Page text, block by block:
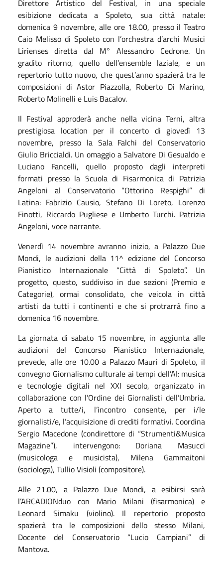
Direttore Artistico del Festival, in una speciale
esibizione dedicata a Spoleto, sua città natale:
domenica 9 novembre, alle ore 18.00, presso il Teatro
Caio Melisso di Spoleto con l’orchestra d’archi Musici
Lirienses diretta dal M° Alessandro Cedrone. Un
gradito ritorno, quello dell’ensemble laziale, e un
repertorio tutto nuovo, che quest’anno spazierà tra le
composizioni di Astor Piazzolla, Roberto Di Marino,
Roberto Molinelli e Luis Bacalov.
Il Festival approderà anche nella vicina Terni, altra
prestigiosa location per il concerto di giovedì 13
novembre, presso la Sala Falchi del Conservatorio
Giulio Briccialdi. Un omaggio a Salvatore Di Gesualdo e
Luciano Fancelli, quello proposto dagli interpreti
formati presso la Scuola di Fisarmonica di Patrizia
Angeloni al Conservatorio “Ottorino Respighi” di
Latina: Fabrizio Causio, Stefano Di Loreto, Lorenzo
Finotti, Riccardo Pugliese e Umberto Turchi. Patrizia
Angeloni, voce narrante.
Venerdì 14 novembre avranno inizio, a Palazzo Due
Mondi, le audizioni della 11^ edizione del Concorso
Pianistico Internazionale “Città di Spoleto”. Un
progetto, questo, suddiviso in due sezioni (Premio e
Categorie), ormai consolidato, che veicola in città
artisti da tutti i continenti e che si protrarrà fino a
domenica 16 novembre.
La giornata di sabato 15 novembre, in aggiunta alle
audizioni del Concorso Pianistico Internazionale,
prevede, alle ore 10.00 a Palazzo Mauri di Spoleto, il
convegno Giornalismo culturale ai tempi dell’AI: musica
e tecnologie digitali nel XXI secolo, organizzato in
collaborazione con l’Ordine dei Giornalisti dell’Umbria.
Aperto a tutte/i, l’incontro consente, per i/le
giornalisti/e, l’acquisizione di crediti formativi. Coordina
Sergio Macedone (condirettore di “Strumenti&Musica
Magazine”), intervengono: Doriana Masucci
(musicologa e musicista), Milena Gammaitoni
(sociologa), Tullio Visioli (compositore).
Alle 21.00, a Palazzo Due Mondi, a esibirsi sarà
l’ARCADIONduo con Mario Milani (fisarmonica) e
Leonard Simaku (violino). Il repertorio proposto
spazierà tra le composizioni dello stesso Milani,
Docente del Conservatorio “Lucio Campiani” di
Mantova.